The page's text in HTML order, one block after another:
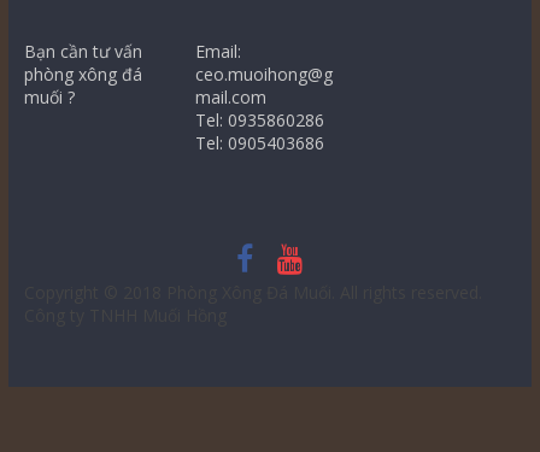
Bạn cần tư vấn
phòng xông đá
muối ?
Email:
ceo.muoihong@g
mail.com
Tel: 0935860286
Tel: 0905403686